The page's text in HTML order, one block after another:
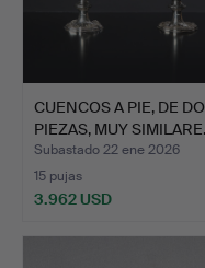
CUENCOS A PIE, DE
PIEZAS, MUY
Subastado 22 ene 2026
15 pujas
3.962 USD